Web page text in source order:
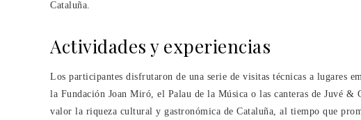
Cataluña.
Actividades y experiencias
Los participantes disfrutaron de una serie de visitas técnicas a lugares
la Fundación Joan Miró, el Palau de la Música o las canteras de Juvé &
valor la riqueza cultural y gastronómica de Cataluña, al tiempo que